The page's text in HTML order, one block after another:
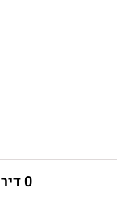
0 דירוגים